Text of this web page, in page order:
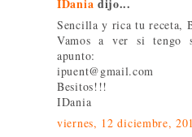
Sencilla y rica tu receta,
Vamos a ver si tengo
apunto:
ipuent@gmail.com
Besitos!!!
IDania
viernes, 12 diciembre,